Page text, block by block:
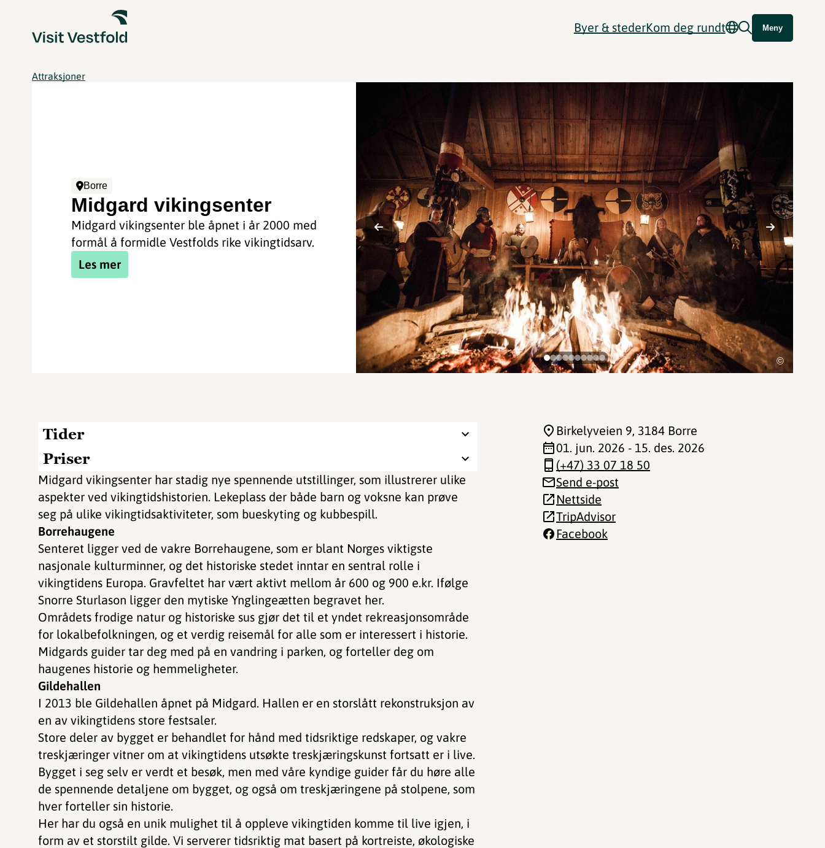
Byer & stederKom deg rundt Meny
Attraksjoner
Borre
Midgard vikingsenter
Midgard vikingsenter ble åpnet i år 2000 med
formål å formidle Vestfolds rike vikingtidsarv.
Les mer
©
Tider
Priser
Midgard vikingsenter har stadig nye spennende utstillinger, som illustrerer ulike
aspekter ved vikingtidshistorien. Lekeplass der både barn og voksne kan prøve
seg på ulike vikingtidsaktiviteter, som bueskyting og kubbespill.
Borrehaugene
Senteret ligger ved de vakre Borrehaugene, som er blant Norges viktigste
nasjonale kulturminner, og det historiske stedet inntar en sentral rolle i
vikingtidens Europa. Gravfeltet har vært aktivt mellom år 600 og 900 e.kr. Ifølge
Snorre Sturlason ligger den mytiske Ynglingeætten begravet her.
Områdets frodige natur og historiske sus gjør det til et yndet rekreasjonsområde
for lokalbefolkningen, og et verdig reisemål for alle som er interessert i historie.
Midgards guider tar deg med på en vandring i parken, og forteller deg om
haugenes historie og hemmeligheter.
Gildehallen
I 2013 ble Gildehallen åpnet på Midgard. Hallen er en storslått rekonstruksjon av
en av vikingtidens store festsaler.
Store deler av bygget er behandlet for hånd med tidsriktige redskaper, og vakre
treskjæringer vitner om at vikingtidens utsøkte treskjæringskunst fortsatt er i live.
Bygget i seg selv er verdt et besøk, men med våre kyndige guider får du høre alle
de spennende detaljene om bygget, og også om treskjæringene på stolpene, som
hver forteller sin historie.
Her har du også en unik mulighet til å oppleve vikingtiden komme til live igjen, i
form av et storstilt gilde. Vi serverer tidsriktig mat basert på kortreiste, økologiske
Birkelyveien 9, 3184 Borre
01. jun. 2026 - 15. des. 2026
(+47) 33 07 18 50
Send e-post
Nettside
TripAdvisor
Facebook